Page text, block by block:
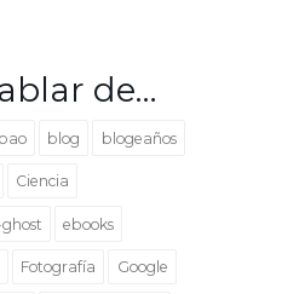
de…
blog blogeaños
Ciencia
ghost ebooks
Fotografía Google